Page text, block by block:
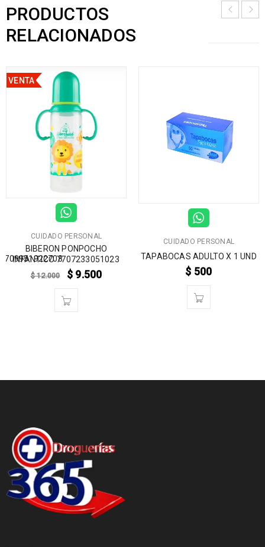
PRODUCTOS
RELACIONADOS
VENTA
CUIDADO PERSONAL
BIBERON PONPOCHO
INFANTICO 7707233051023
$12.000 $ 9.500
CUIDADO PERSONAL
TAPABOCAS ADULTO X 1 UND
$ 500